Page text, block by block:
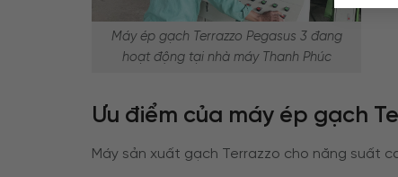
Máy ép gạch Terrazzo Pegasus 3 đang
hoạt động tại nhà máy Thanh Phúc
Ưu điểm của máy ép gạch
Máy sản xuất gạch Terrazzo cho năng suất